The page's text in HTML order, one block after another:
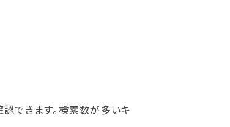
できます。検索数が多いキ